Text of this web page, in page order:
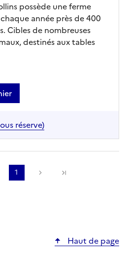
possède une ferme
année près de 400
Cibles de nombreuses
destinés aux tables
réserve)
Précédente
1 Suivante
Haut de page